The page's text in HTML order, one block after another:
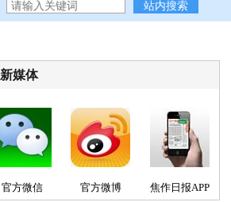
新媒体
官方微信 官方微博 焦作日报APP